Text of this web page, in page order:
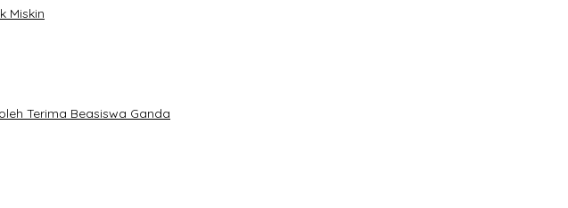
Miskin
Terima Beasiswa Ganda